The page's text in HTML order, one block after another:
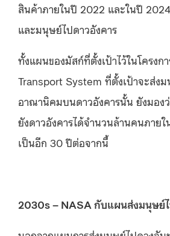
สินค้าภายในปี 2022 และในปี
และมนุษย์ไปดาวอังคาร
ทั้งแผนของมัสก์ที่ตั้งเป้าไว้ในโครง
Transport System ที่ตั้งเป้าจะส่ง
อาณานิคมบนดาวอังคารนั้น ยังมอง
ยังดาวอังคารได้จำนวนล้านคนภาย
เป็นอีก 30 ปีต่อจากนี้
2030s – NASA กับแผนส่งมนุษย์